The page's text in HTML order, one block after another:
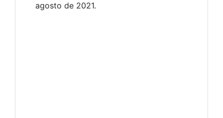
agosto de 2021.